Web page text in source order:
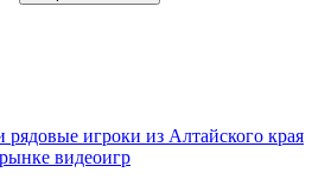
игроки из Алтайского края
видеоигр